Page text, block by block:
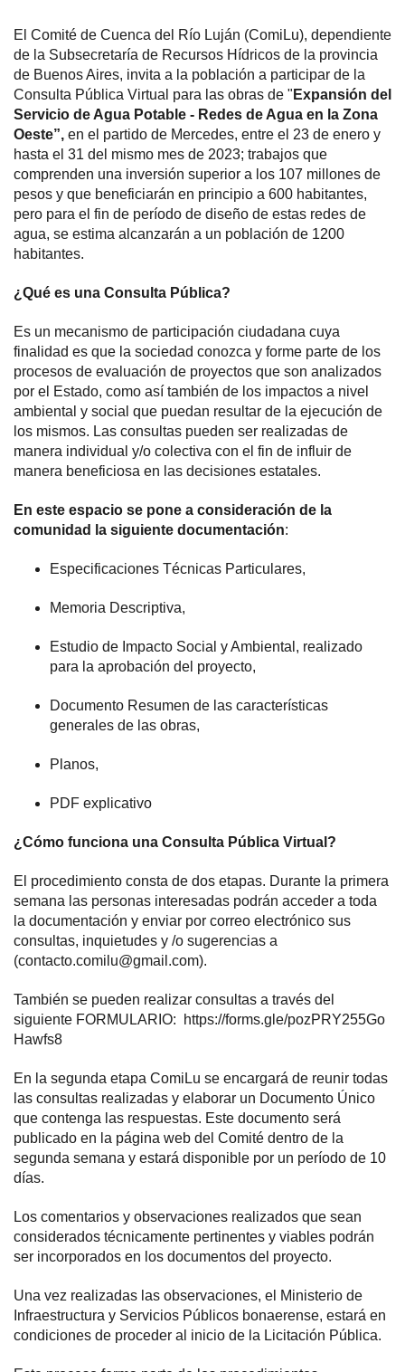
El Comité de Cuenca del Río Luján (ComiLu), dependiente
de la Subsecretaría de Recursos Hídricos de la provincia
de Buenos Aires, invita a la población a participar de la
Consulta Pública Virtual para las obras de " Expansión del
Servicio de Agua Potable - Redes de Agua en la Zona
Oeste”, en el partido de Mercedes, entre el 23 de enero y
hasta el 31 del mismo mes de 2023; trabajos que
comprenden una inversión superior a los 107 millones de
pesos y que beneficiarán en principio a 600 habitantes,
pero para el fin de período de diseño de estas redes de
agua, se estima alcanzarán a un población de 1200
habitantes.
¿Qué es una Consulta Pública?
Es un mecanismo de participación ciudadana cuya
finalidad es que la sociedad conozca y forme parte de los
procesos de evaluación de proyectos que son analizados
por el Estado, como así también de los impactos a nivel
ambiental y social que puedan resultar de la ejecución de
los mismos. Las consultas pueden ser realizadas de
manera individual y/o colectiva con el fin de influir de
manera beneficiosa en las decisiones estatales.
En este espacio se pone a consideración de la
comunidad la siguiente documentación:
Especificaciones Técnicas Particulares,
Memoria Descriptiva,
Estudio de Impacto Social y Ambiental , realizado
para la aprobación del proyecto,
Documento Resumen de las características
generales de las obras,
Planos,
PDF explicativo
¿Cómo funciona una Consulta Pública Virtual?
El procedimiento consta de dos etapas. Durante la primera
semana las personas interesadas podrán acceder a toda
la documentación y enviar por correo electrónico sus
consultas, inquietudes y /o sugerencias a
(contacto.comilu@gmail.com).
También se pueden realizar consultas a través del
siguiente FORMULARIO:
https://forms.gle/pozPRY255Go
Hawfs8
En la segunda etapa ComiLu se encargará de reunir todas
las consultas realizadas y elaborar un Documento Único
que contenga las respuestas. Este documento será
publicado en la página web del Comité dentro de la
segunda semana y estará disponible por un período de 10
días.
Los comentarios y observaciones realizados que sean
considerados técnicamente pertinentes y viables podrán
ser incorporados en los documentos del proyecto.
Una vez realizadas las observaciones, el Ministerio de
Infraestructura y Servicios Públicos bonaerense, estará en
condiciones de proceder al inicio de la Licitación Pública.